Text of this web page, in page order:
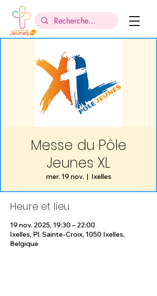
Messe du Pôle
Jeunes XL
mer. 19 nov.
  |
Ixelles
Heure et lieu
19 nov. 2025, 19:30 – 22:00
Ixelles, Pl. Sainte-Croix, 1050 Ixelles,
Belgique